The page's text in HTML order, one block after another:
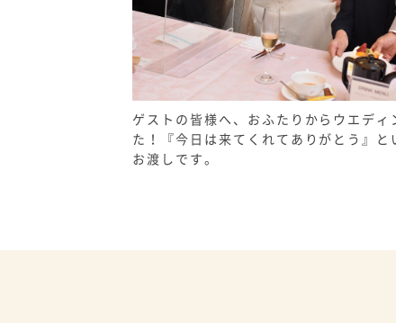
ゲストの皆様へ、おふたりからウエディ
た！『今日は来てくれてありがとう』と
お渡しです。